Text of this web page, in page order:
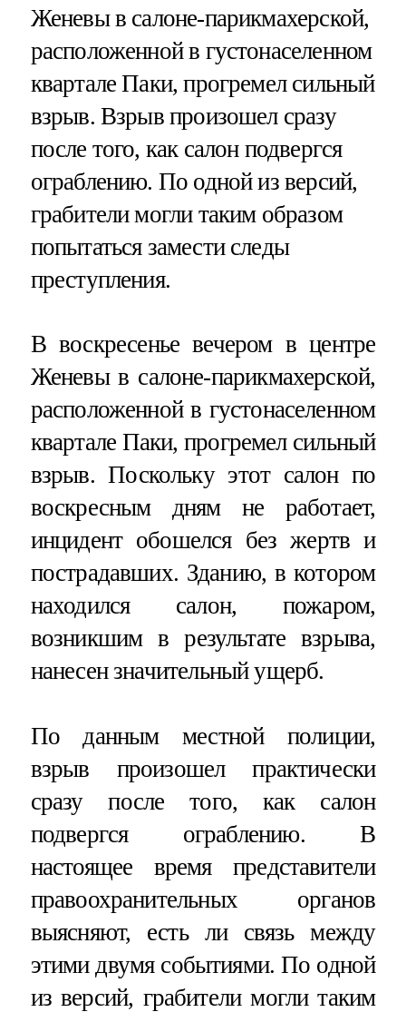
Женевы в салоне-парикмахерской,
расположенной в густонаселенном
квартале Паки, прогремел сильный
взрыв. Взрыв произошел сразу
после того, как салон подвергся
ограблению. По одной из версий,
грабители могли таким образом
попытаться замести следы
преступления.
В воскресенье вечером в центре
Женевы в салоне-парикмахерской,
расположенной в густонаселенном
квартале Паки, прогремел сильный
взрыв. Поскольку этот салон по
воскресным дням не работает,
инцидент обошелся без жертв и
пострадавших. Зданию, в котором
находился салон, пожаром,
возникшим в результате взрыва,
нанесен значительный ущерб.
По данным местной полиции,
взрыв произошел практически
сразу после того, как салон
подвергся ограблению. В
настоящее время представители
правоохранительных органов
выясняют, есть ли связь между
этими двумя событиями. По одной
из версий, грабители могли таким